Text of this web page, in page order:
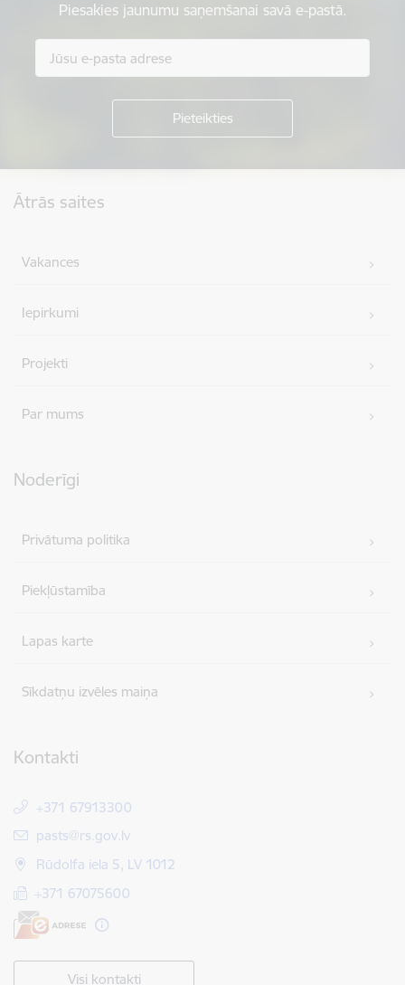
Piesakies jaunumu saņemšanai savā e-pastā.
Ātrās saites
Vakances
Iepirkumi
Projekti
Par mums
Noderīgi
Privātuma politika
Piekļūstamība
Lapas karte
Sīkdatņu izvēles maiņa
Kontakti
+371 67913300
E-pasts:
pasts@rs.gov.lv
Rūdolfa iela 5, LV 1012
+371 67075600
Visi kontakti